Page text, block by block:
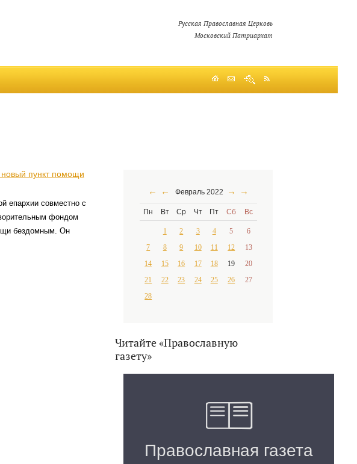
Русская Православная Церковь
Московский Патриархат
новый пункт помощи
епархии совместно с
фондом
бездомным. Он
← ← Февраль 2022 → →
Пн Вт Ср Чт Пт Сб Вс
1 2 3 4 5
6
7
8 9 10 11 12
13
14
15 16 17 18 19
20
21
22 23 24 25 26
27
28
Читайте «Православную
газету»